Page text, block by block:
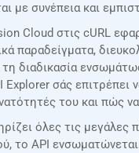
με συνέπεια και
Cloud στις cURL
παραδείγματα,
διαδικασία
σάς
του και πώς
όλες τις μεγάλες
το API